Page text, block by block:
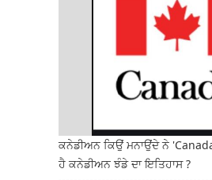
ਕਨੇਡੀਅਨ ਕਿਉਂ ਮਨਾਉਂਦੇ ਨੇ
ਹੈ ਕਨੇਡੀਅਨ ਝੰਡੇ ਦਾ ਇਤਿਹਾਸ ?